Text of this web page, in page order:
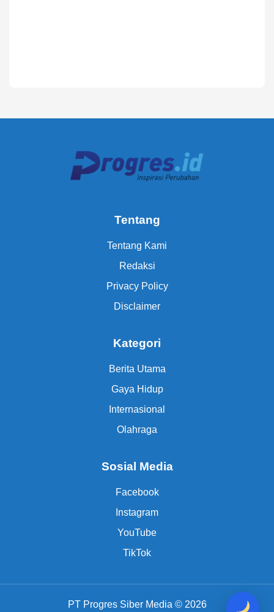
Tentang
Tentang Kami
Redaksi
Privacy Policy
Disclaimer
Kategori
Berita Utama
Gaya Hidup
Internasional
Olahraga
Sosial Media
Facebook
Instagram
YouTube
TikTok
PT Progres Siber Media © 2026